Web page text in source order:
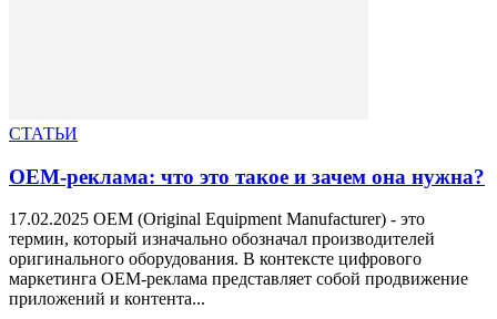
СТАТЬИ
OEM-реклама: что это такое и зачем она нужна?
17.02.2025 OEM (Original Equipment Manufacturer) - это
термин, который изначально обозначал производителей
оригинального оборудования. В контексте цифрового
маркетинга OEM-реклама представляет собой продвижение
приложений и контента...